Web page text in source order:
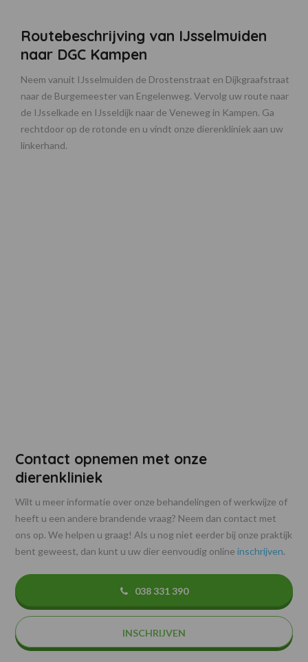
Routebeschrijving van IJsselmuiden
naar DGC Kampen
Neem vanuit IJsselmuiden de Drostenstraat en Dijkgraafstraat
naar de Burgemeester van Engelenweg. Vervolg uw route naar
de IJsselkade en IJsseldijk naar de Veneweg in Kampen. Ga
rechtdoor op de rotonde en u vindt onze dierenkliniek aan uw
linkerhand.
Contact opnemen met onze
dierenkliniek
Wilt u meer informatie over onze behandelingen of werkwijze of
heeft u een andere brandende vraag? Neem dan contact met
ons op. We helpen u graag! Als u nog niet eerder bij onze praktijk
bent geweest, dan kunt u uw dier eenvoudig onlineinschrijven.
038 331 390
INSCHRIJVEN